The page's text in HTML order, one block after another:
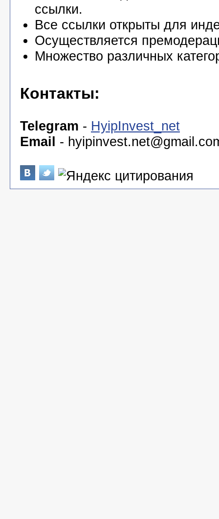
ссылки.
Все ссылки открыты для
Осуществляется
Множество различных
Контакты:
Telegram - HyipInvest_net
Email -